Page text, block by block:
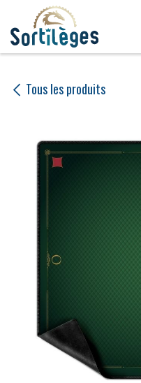
Se rendre au contenu
Tous les produits